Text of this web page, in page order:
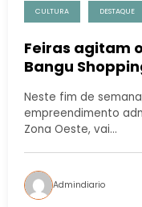
CULTURA DESTAQUE
Feiras agitam
Bangu
Neste fim de
empreendimento
Zona Oeste, vai…
Admindiario